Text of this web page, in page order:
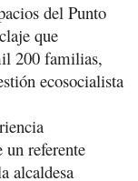
del Punto
que
200 familias,
ecosocialista
un referente
alcaldesa